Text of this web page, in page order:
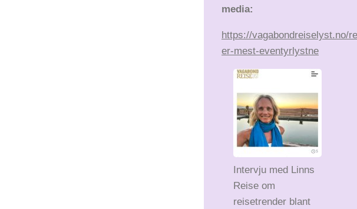
media:
https://vagabondreiselyst.no/
er-mest-eventyrlystne
Intervju med Linns
Reise om
reisetrender blant